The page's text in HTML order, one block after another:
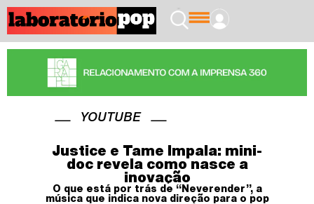
YOUTUBE
Justice e Tame Impala: mini-
doc revela como nasce a
inovação
O que está por trás de “Neverender”, a
música que indica nova direção para o pop